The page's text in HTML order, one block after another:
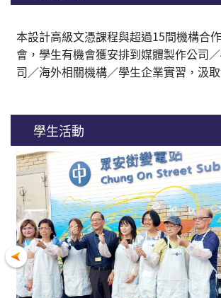
本設計高級文憑課程與超過15間機構合
會，學生有機會獲安排到媒體製作公司
司／海外相關機構／學生企業實習，汲
學生活動